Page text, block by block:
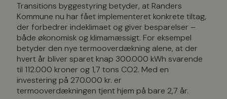
Transitions byggestyring betyder, at Randers
Kommune nu har fået implementeret konkrete tiltag,
der forbedrer indeklimaet og giver besparelser –
både økonomisk og klimamæssigt. For eksempel
betyder den nye termooverdækning alene, at der
hvert år bliver sparet knap 300.000 kWh svarende
til 112.000 kroner og 1,7 tons CO2. Med en
investering på 270.000 kr. er
termooverdækningen tjent hjem på bare 2,7 år.